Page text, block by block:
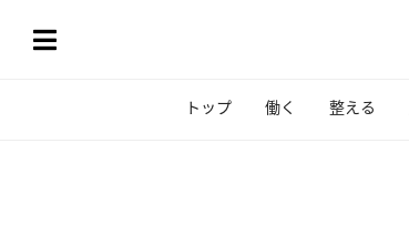
トップ 働く 整える